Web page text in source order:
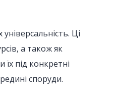
Ці
а також як
під конкретні
споруди.